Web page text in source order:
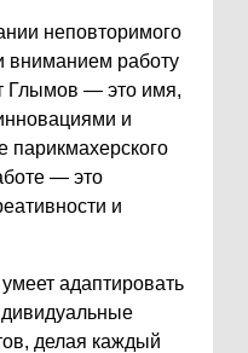
неповторимого
вниманием работу
Глымов — это имя,
и
парикмахерского
— это
и
адаптировать
делая каждый